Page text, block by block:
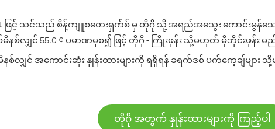
ဖြင့် သင်သည် စိန့်ကျူစတေးရှက်စ် မှ တိုဂို သို့ အရည်အသွေး ကောင်းမွန်သေ
နစ်လျှင် 55.0 ¢ ပမာဏမှစ၍ ဖြင့် တိုဂို - ကြိုးဖုန်း သို့မဟုတ် မိုဘိုင်းဖုန်း
ျှင် အကောင်းဆုံး နှုန်းထားများကို ရရှိရန် ခရက်ဒစ် ပက်ကေ့ချ်မျာ
တိုဂို အတွက် နှုန်းထားများကို ကြည့်ပါ